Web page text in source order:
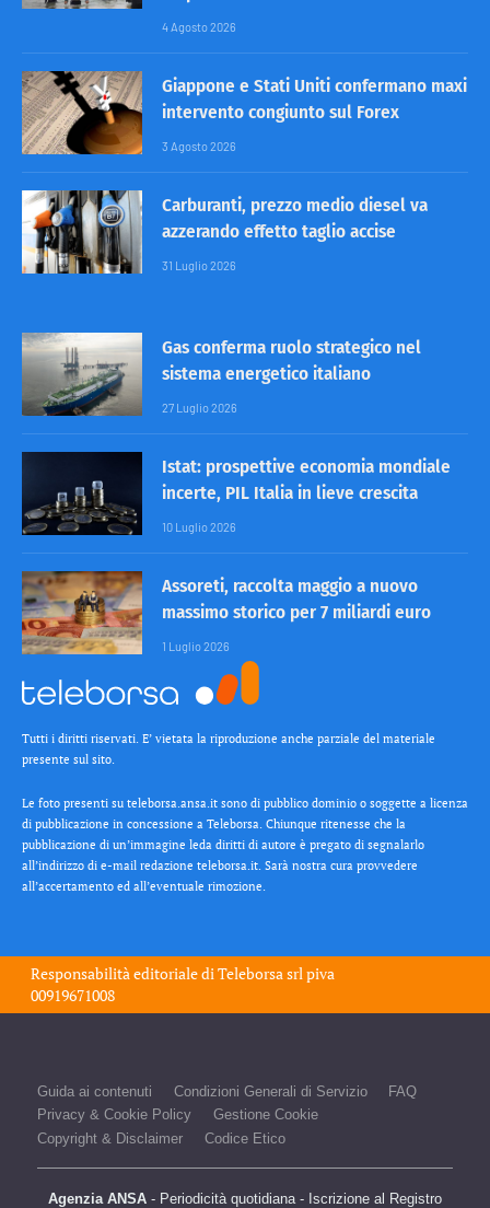
4 Agosto 2026
Giappone e Stati Uniti confermano maxi
intervento congiunto sul Forex
3 Agosto 2026
Carburanti, prezzo medio diesel va
azzerando effetto taglio accise
31 Luglio 2026
Gas conferma ruolo strategico nel
sistema energetico italiano
27 Luglio 2026
Istat: prospettive economia mondiale
incerte, PIL Italia in lieve crescita
10 Luglio 2026
Assoreti, raccolta maggio a nuovo
massimo storico per 7 miliardi euro
1 Luglio 2026
Tutti i diritti riservati. E’ vietata la riproduzione anche parziale del materiale
presente sul sito.
Le foto presenti su teleborsa.ansa.it sono di pubblico dominio o soggette a licenza
di pubblicazione in concessione a Teleborsa. Chiunque ritenesse che la
pubblicazione di un’immagine leda diritti di autore è pregato di segnalarlo
all’indirizzo di e-mail redazione teleborsa.it. Sarà nostra cura provvedere
all’accertamento ed all’eventuale rimozione.
Responsabilità editoriale diTeleborsa srl piva
00919671008
Guida ai contenuti Condizioni Generali di Servizio
FAQ
Privacy & Cookie Policy
Gestione Cookie
Copyright & Disclaimer
Codice Etico
Agenzia ANSA - Periodicità quotidiana - Iscrizione al Registro